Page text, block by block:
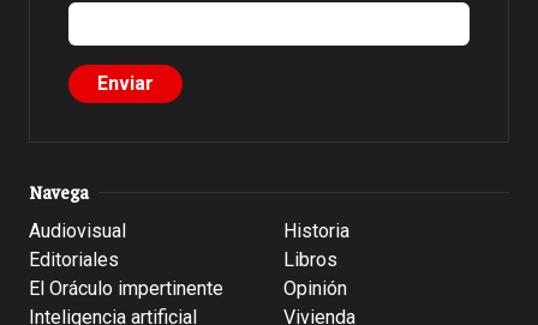
Navega
Audiovisual
Editoriales
El Oráculo impertinente
Inteligencia artificial
Historia
Libros
Opinión
Vivienda